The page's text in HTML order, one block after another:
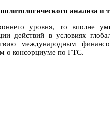
анализа и
уровня, то вполне
действий в условиях
международным
о консорциуме по ГТС.